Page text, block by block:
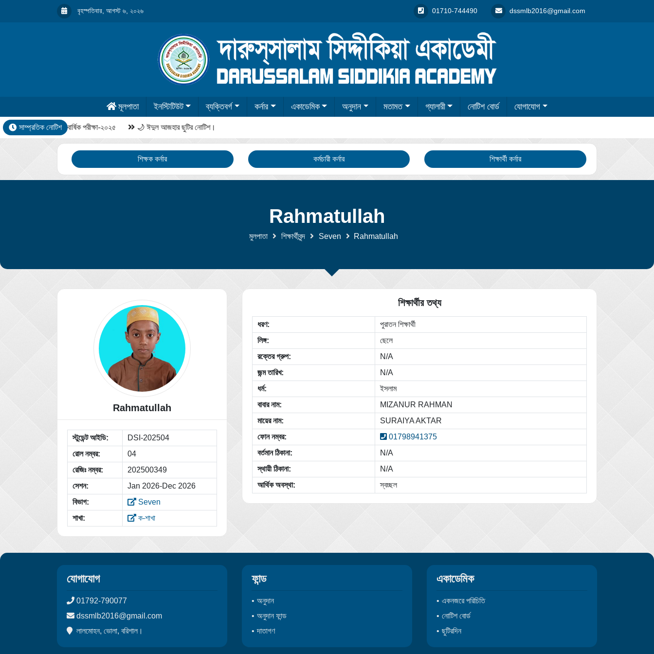
বৃহস্পতিবার, আগস্ট ৬, ২০২৬ 01710-744490 dssmlb2016@gmail.com
মূলপাতা ইনস্টিটিউট ব্যক্তিবর্গ কর্নার একাডেমিক অনুদান মতামত গ্যালারী নোটিশ বোর্ড যোগাযোগ
সাম্প্রতিক নোটিশ বার্ষিক পরীক্ষা-২০২৫ 🌙 ঈদুল আজহার ছুটির নোটিশ।
শিক্ষক কর্নার কর্মচারী কর্নার শিক্ষার্থী কর্নার
Rahmatullah
মুলপাতা শিক্ষার্থীবৃন্দ Seven Rahmatullah
Rahmatullah
স্টুডেন্ট আইডি:
DSI-202504
রোল নম্বর:
04
রেজিঃ নম্বর:
202500349
সেশন:
Jan 2026-Dec 2026
বিভাগ:
Seven
শাখা:
ক-শাখা
শিক্ষার্থীর তথ্য
ধরণ:
পুরাতন শিক্ষার্থী
লিঙ্গ:
ছেলে
রক্তের গ্রুপ:
N/A
জন্ম তারিখ:
N/A
ধর্ম:
ইসলাম
বাবার নাম:
MIZANUR RAHMAN
মায়ের নাম:
SURAIYA AKTAR
ফোন নম্বর:
01798941375
বর্তমান ঠিকানা:
N/A
স্থায়ী ঠিকানা:
N/A
আর্থিক অবস্থা:
স্বচ্ছল
যোগাযোগ
01792-790077
dssmlb2016@gmail.com
লালমোহন, ভোলা, বরিশাল।
ফান্ড
অনুদান
অনুদান ফান্ড
দাতাগণ
একাডেমিক
একনজরে পরিচিতি
নোটিশ বোর্ড
ছুটিরদিন